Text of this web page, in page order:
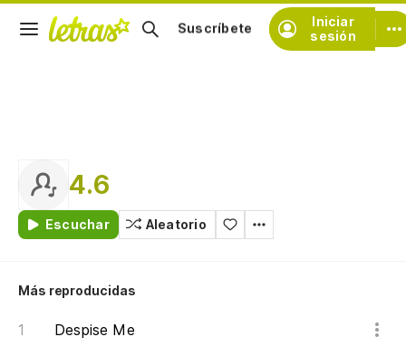
Iniciar
sesión
Suscríbete
4.6
Escuchar Aleatorio
Más reproducidas
Despise Me